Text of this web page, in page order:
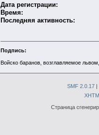
Дата регистрации:
Время:
Последняя активность:
Подпись:
Войско баранов, возглавляемое
SMF 2.0.17 |
Страница